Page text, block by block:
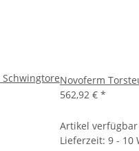
Novoferm
562,92 € *
Artikel verfügbar
Lieferzeit: 9 - 10